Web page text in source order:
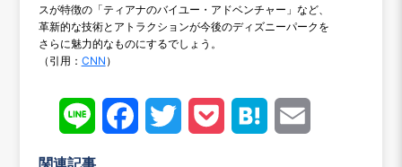
スが特徴の「ティアナのバイユー・アドベンチャー」など、
革新的な技術とアトラクションが今後のディズニーパークを
さらに魅力的なものにするでしょう。
（引用： CNN ）
Line Face Twitt Pock Hate
関連記事